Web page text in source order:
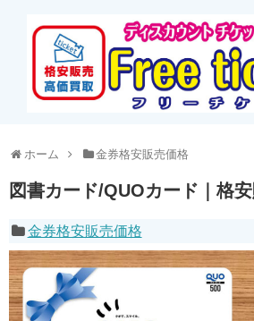
ホーム 金券格安販売価格
図書カード/QUOカード｜格
金券格安販売価格